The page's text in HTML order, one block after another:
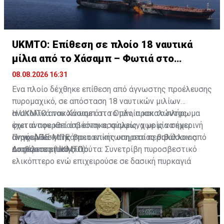
UKMTO: Επίθεση σε πλοίο 18 ναυτικά
μίλια από το Χάσαμπ – Φωτιά στο
σκάφος
08.08.2026 16:31
Ένα πλοίο δέχθηκε επίθεση από άγνωστης προέλευσης
πυρομαχικό, σε απόσταση 18 ναυτικών μιλίων
ανατολικά του Χάσαμπ στο Ομάν, προκαλώντας
φωτιά που κατασβέστηκε, σύμφωνα με μία σημερινή
ανακοίνωση της βρετανικής υπηρεσίας θαλάσσιας
ασφάλειας (UKMTO).
Η UKMTO ανακοίνωσε ότι το πλοίο και το πλήρωμα
έχει αναφερθεί ότι είναι ασφαλείς, χωρίς να έχει
αναφερθεί και κάποια επίπτωση στο περιβάλλον από
το περιστατικό αυτό.
Πηγή: ΑΠΕ-ΜΠΕ
Διαβάστε επίσης:Γιούτα: Συνετρίβη πυροσβεστικό
ελικόπτερο ενώ επιχειρούσε σε δασική πυρκαγιά